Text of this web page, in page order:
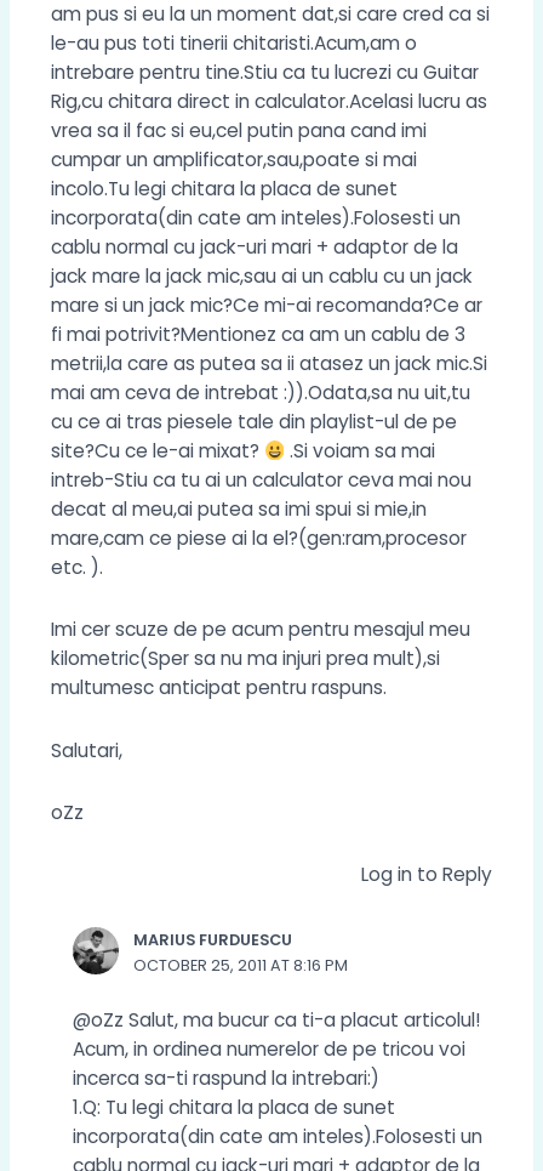
am pus si eu la un moment dat,si care cred ca si
le-au pus toti tinerii chitaristi.Acum,am o
intrebare pentru tine.Stiu ca tu lucrezi cu Guitar
Rig,cu chitara direct in calculator.Acelasi lucru as
vrea sa il fac si eu,cel putin pana cand imi
cumpar un amplificator,sau,poate si mai
incolo.Tu legi chitara la placa de sunet
incorporata(din cate am inteles).Folosesti un
cablu normal cu jack-uri mari + adaptor de la
jack mare la jack mic,sau ai un cablu cu un jack
mare si un jack mic?Ce mi-ai recomanda?Ce ar
fi mai potrivit?Mentionez ca am un cablu de 3
metrii,la care as putea sa ii atasez un jack mic.Si
mai am ceva de intrebat :)).Odata,sa nu uit,tu
cu ce ai tras piesele tale din playlist-ul de pe
site?Cu ce le-ai mixat?
.Si voiam sa mai
intreb-Stiu ca tu ai un calculator ceva mai nou
decat al meu,ai putea sa imi spui si mie,in
mare,cam ce piese ai la el?(gen:ram,procesor
etc. ).
Imi cer scuze de pe acum pentru mesajul meu
kilometric(Sper sa nu ma injuri prea mult),si
multumesc anticipat pentru raspuns.
Salutari,
oZz
Log in to Reply
MARIUS FURDUESCU
OCTOBER 25, 2011 AT 8:16 PM
@oZz Salut, ma bucur ca ti-a placut articolul!
Acum, in ordinea numerelor de pe tricou voi
incerca sa-ti raspund la intrebari:)
1.Q: Tu legi chitara la placa de sunet
incorporata(din cate am inteles).Folosesti un
cablu normal cu jack-uri mari + adaptor de la